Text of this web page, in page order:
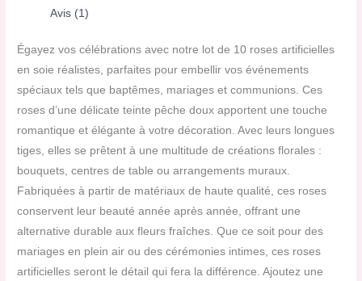
Avis (1)
Égayez vos célébrations avec notre lot de 10 roses artificielles
en soie réalistes, parfaites pour embellir vos événements
spéciaux tels que baptêmes, mariages et communions. Ces
roses d’une délicate teinte pêche doux apportent une touche
romantique et élégante à votre décoration. Avec leurs longues
tiges, elles se prêtent à une multitude de créations florales :
bouquets, centres de table ou arrangements muraux.
Fabriquées à partir de matériaux de haute qualité, ces roses
conservent leur beauté année après année, offrant une
alternative durable aux fleurs fraîches. Que ce soit pour des
mariages en plein air ou des cérémonies intimes, ces roses
artificielles seront le détail qui fera la différence. Ajoutez une